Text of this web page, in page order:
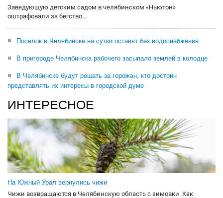
Заведующую детским садом в челябинском «Ньютон»
оштрафовали за бегство...
Поселок в Челябинске на сутки оставят без водоснабжения
В пригороде Челябинска рабочего засыпало землей в колодце
В Челябинске будут решать за горожан, кто достоин
представлять их интересы в городской думе
ИНТЕРЕСНОЕ
На Южный Урал вернулись чижи
Чижи возвращаются в Челябинскую область с зимовки. Как